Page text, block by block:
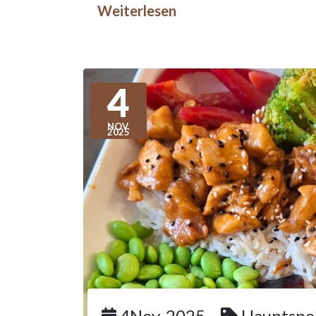
Weiterlesen
4
NOV.
2025